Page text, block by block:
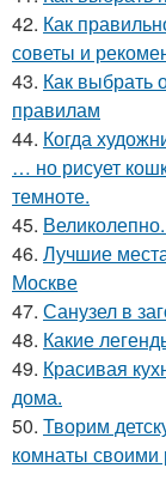
42. Как
советы и
43. Как выбрать
правилам
44. Когда
… но рисует
темноте.
45.
46. Лучшие
Москве
47. Санузел в
48. Какие
49. Красивая
дома.
50. Творим
комнаты своими